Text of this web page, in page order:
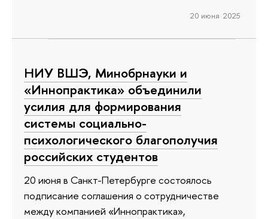
20 июня 2025
НИУ ВШЭ, Минобрнауки и
«Иннопрактика» объединили
усилия для формирования
системы социально-
психологического благополучия
российских студентов
20 июня в Санкт-Петербурге состоялось
подписание соглашения о сотрудничестве
между компанией «Иннопрактика»,